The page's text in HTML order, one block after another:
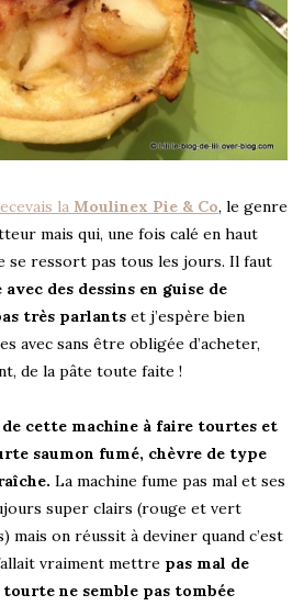
la Moulinex Pie & Co, le genre
mais qui, une fois calé en haut
se ressort pas tous les jours. Il faut
des dessins en guise de
très parlants et j’espère bien
avec sans être obligée d’acheter,
de la pâte toute faite !
cette machine à faire tourtes et
saumon fumé, chèvre de type
La machine fume pas mal et ses
super clairs (rouge et vert
mais on réussit à deviner quand c’est
vraiment mettre pas mal de
ne semble pas tombée